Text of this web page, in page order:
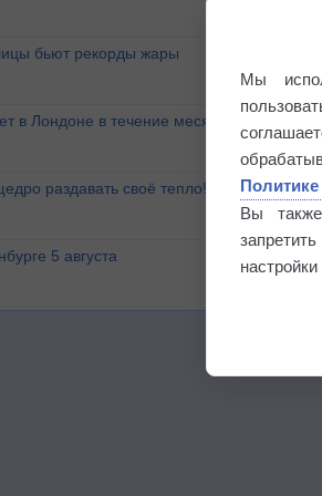
бьют рекорды жары
в Лондоне в течение месяца не выпадал
раздавать своё тепло!
5 августа
Мы
Вы